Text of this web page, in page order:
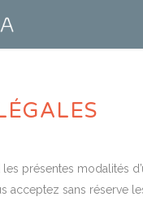
présentes modalités
acceptez sans réserve